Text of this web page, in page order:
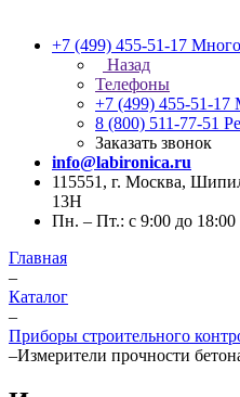
+7 (499) 455-51-17
Назад
Телефоны
+7 (499) 455-51-17
8 (800) 511-77-51
Заказать звонок
info@labironica.ru
115551, г. Москва,
13Н
Пн. – Пт.: с 9:00 до 18:00
Главная
–
Каталог
–
Приборы строительного
–Измерители прочности